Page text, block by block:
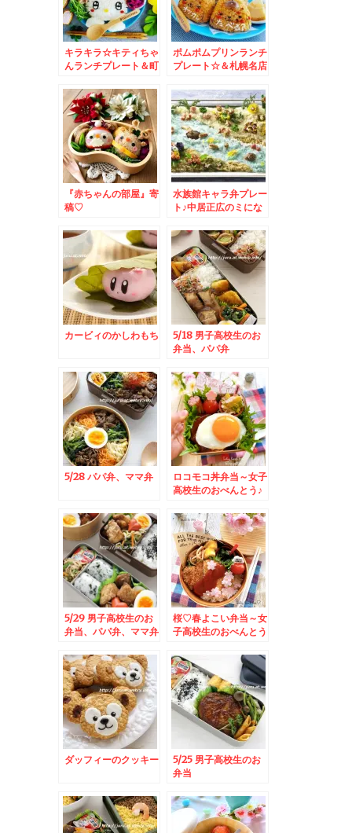
キラキラ☆キティちゃ
んランチプレート＆町
店☆
ポムポムプリンランチ
プレート☆＆札幌名店
『赤ちゃんの部屋』寄
稿♡
水族館キャラ弁プレー
ト♪中居正広のミにな
ました！～キャラ弁*
簡単
カービィのかしわもち
5/18 男子高校生のお
弁当、パパ弁
5/28 パパ弁、ママ弁
ロコモコ丼弁当～女子
高校生のおべんとう♪
5/29 男子高校生のお
弁当、パパ弁、ママ弁
桜♡春よこい弁当～女
子高校生のおべんとう
ダッフィーのクッキー
5/25 男子高校生のお
弁当